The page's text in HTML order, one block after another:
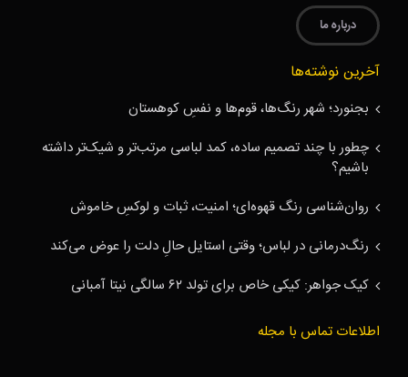
درباره ما
آخرین نوشته‌ها
بجنورد؛ شهر رنگ‌ها، قوم‌ها و نفسِ کوهستان
چطور با چند تصمیم ساده، کمد لباسی مرتب‌تر و شیک‌تر داشته
باشیم؟
روان‌شناسی رنگ قهوه‌ای؛ امنیت، ثبات و لوکسِ خاموش
رنگ‌درمانی در لباس؛ وقتی استایل حالِ دلت را عوض می‌کند
کیک جواهر: کیکی خاص برای تولد ۶۲ سالگی نیتا آمبانی
اطلاعات تماس با مجله